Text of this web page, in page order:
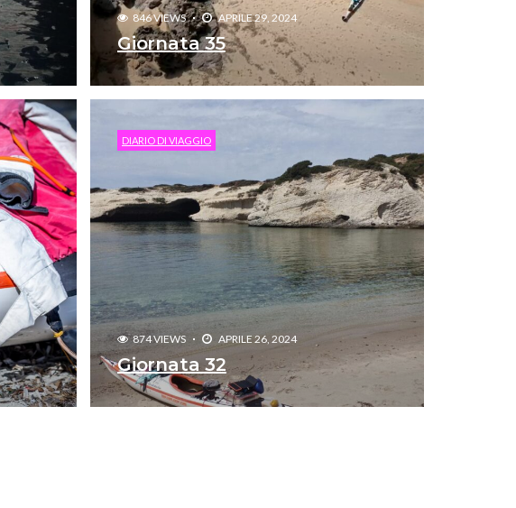
846 VIEWS APRILE 29, 2024
Giornata 35
DIARIO DI VIAGGIO
874 VIEWS APRILE 26, 2024
Giornata 32